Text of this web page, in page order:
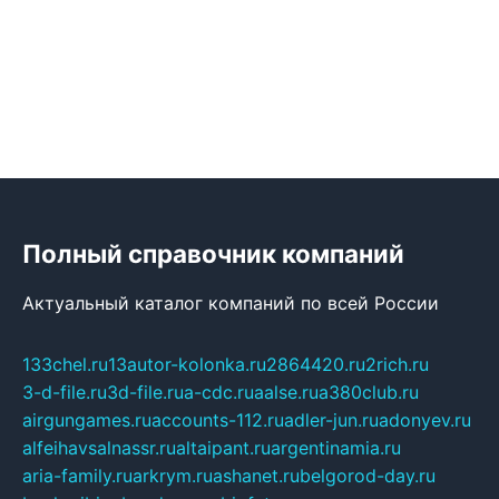
Полный справочник компаний
Актуальный каталог компаний по всей России
133chel.ru13autor-kolonka.ru2864420.ru2rich.ru
3-d-file.ru3d-file.rua-cdc.ruaalse.rua380club.ru
airgungames.ruaccounts-112.ruadler-jun.ruadonyev.ru
alfeihavsalnassr.rualtaipant.ruargentinamia.ru
aria-family.ruarkrym.ruashanet.rubelgorod-day.ru